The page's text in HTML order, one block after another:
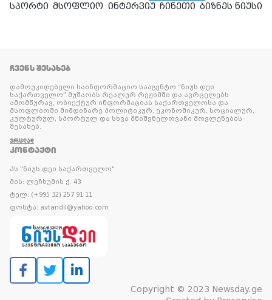
სპორტი მსოფლიო ინტერვიუ ჩინეთი ბიზნეს ნიუსი
ᲩᲕᲔᲜᲡ ᲨᲔᲡᲐᲮᲔᲑ
დამოუკიდებელი საინფორმაციო სააგენტო “ნიუს დეი
საქართველო” მუშაობს რეალურ რეჟიმში და ავრცელებს
ამომწურავ, ობიექტურ ინფორმაციას საქართველოსა და
მსოფლიოში მიმდინარე პოლიტიკურ, ეკონომიკურ, სოციალურ,
კულტურულ, სპორტულ და სხვა მნიშვნელოვანი მოვლენების
შესახებ.
ᲕᲠᲪᲚᲐᲓ
ᲙᲝᲜᲢᲐᲥᲢᲘ
პს "ნიუს დეი საქართველო"
მის: ლეჩხუმის ქ. 43
ტელ: (+995 32) 257 91 11
ფოსტა: avtandil@yahoo.com
Copyright © 2023 Newsday.ge